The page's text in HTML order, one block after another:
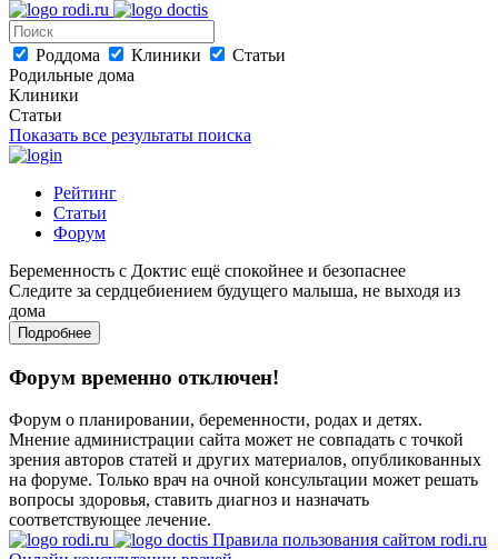
Роддома Клиники
Статьи
Родильные дома
Клиники
Статьи
Показать все результаты поиска
Рейтинг
Статьи
Форум
Беременность с Доктис ещё спокойнее и безопаснее
Следите за сердцебиением будущего малыша, не выходя из
дома
Подробнее
Форум временно отключен!
Форум о планировании, беременности, родах и детях.
Мнение администрации сайта может не совпадать с точкой
зрения авторов статей и других материалов, опубликованных
на форуме. Только врач на очной консультации может решать
вопросы здоровья, ставить диагноз и назначать
соответствующее лечение.
Правила пользования сайтом rodi.ru